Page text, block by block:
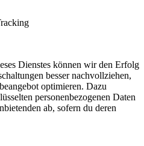
Dienstes können wir den Erfolg
besser nachvollziehen,
optimieren. Dazu
personenbezogenen Daten
ab, sofern du deren